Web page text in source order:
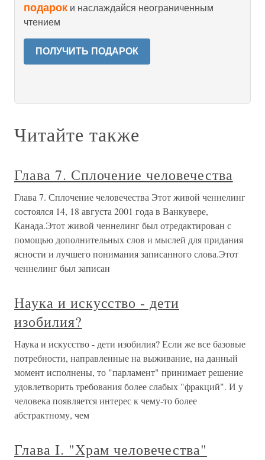
подарок и наслаждайся неограниченным
чтением
ПОЛУЧИТЬ ПОДАРОК
Читайте также
Глава 7. Сплочение человечества
Глава 7. Сплочение человечества Этот живой ченнелинг
состоялся 14, 18 августа 2001 года в Ванкувере,
Канада.Этот живой ченнелинг был отредактирован с
помощью дополнительных слов и мыслей для придания
ясности и лучшего понимания записанного слова.Этот
ченнелинг был записан
Наука и искусство - дети
изобилия?
Наука и искусство - дети изобилия? Если же все базовые
потребности, направленные на выживание, на данный
момент исполнены, то "парламент" принимает решение
удовлетворить требования более слабых "фракций". И у
человека появляется интерес к чему-то более
абстрактному, чем
Глава I. "Храм человечества"